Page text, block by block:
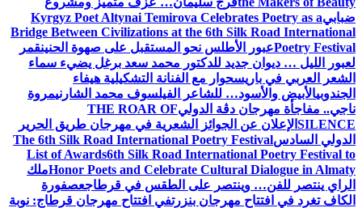
ضبابيKyrgyz Poet Altynai Temirova Celebrates Poetry as a
Bridge Between Civilizations at the 6th Silk Road International
Poetry Festivalعبور الأطلس نحو المستقبل على صهوة الحنينقمر
لعبور الليل … ديوان جديد للدكتور محمد سعد برغل يضيء سماء
الشعر العربي في باريسحوار مع الفنانة التشكيلية هيفاء
الجندوبيالأبيض والأسود… للشاعر الفيلسوف محمد الشارنيمروة
ناجي.. مفاجأة مهرجان دڨة الدوليTHE ROAR OF
SILENCE الإعلان عن الجوائز الشعرية في مهرجان طريق الحرير
الدولي السادسThe 6th Silk Road International Poetry Festival
List of Awards6th Silk Road International Poetry Festival to
Honor Poets and Celebrate Cultural Dialogue in Almatyملك
الراي ينتصر للفن… وينتصر على الطقس في قرطاجعصفورة
الكاف تغرد في افتتاح مهرجان بنزرتفي افتتاح مهرجان قرطاج: نوبة